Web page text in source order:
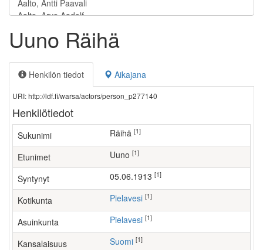
Uuno Räihä
Henkilön tiedot Aikajana
URI: http://ldf.fi/warsa/actors/person_p277140
Henkilötiedot
Sukunimi Räihä [1]
Etunimet Uuno [1]
Syntynyt 05.06.1913 [1]
Kotikunta Pielavesi [1]
Asuinkunta Pielavesi [1]
Kansalaisuus Suomi [1]